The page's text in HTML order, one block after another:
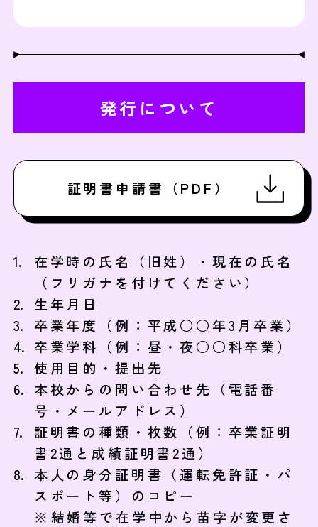
発行について
証明書申請書（PDF）
在学時の氏名（旧姓）・現在の氏名
（フリガナを付けてください）
生年月日
卒業年度（例：平成○○年3月卒業）
卒業学科（例：昼・夜○○科卒業）
使用目的・提出先
本校からの問い合わせ先（電話番
号・メールアドレス）
証明書の種類・枚数（例：卒業証明
書2通と成績証明書2通）
本人の身分証明書（運転免許証・パ
スポート等）のコピー
結婚等で在学中から苗字が変更さ